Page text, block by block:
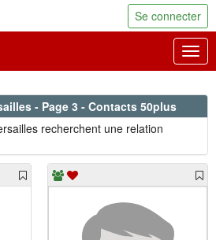
Se connecter
- Page 3 - Contacts 50plus
recherchent une relation